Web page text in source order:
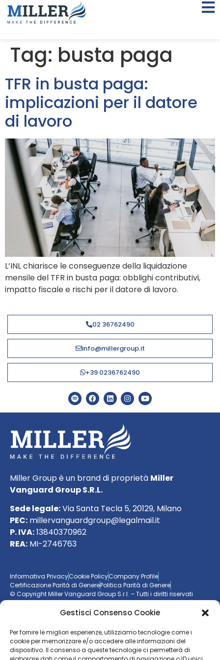
Gestisci Consenso Cookie
Per fornire le migliori esperienze, utilizziamo tecnologie come i
cookie per memorizzare e/o accedere alle informazioni del
dispositivo. Il consenso a queste tecnologie ci permetterà di
Tag: busta paga
TFR in busta paga:
implicazioni per il datore
di lavoro
L’INL chiarisce le conseguenze della liquidazione
mensile del TFR in busta paga: obblighi contributivi,
impatto fiscale e rischi per il datore di lavoro.
02 36762490
info@millergroup.it
+39 0236762490
Miller Group è un brand di proprietà Miller
Vanguard Group S.R.L.
Sede legale:Via Santa Tecla 5, 20129, Milano
PEC: millervanguardgroup@legalmail.it
P. IVA:13840370962
REA: MI-2746763
Informativa PrivacyCookie PolicyCompany Profile
Certificazione Parità di GenerePolitica Parità di Genere
© Copyright Miller Vanguard Group S.r.l. – Tutti i diritti riservati
Vuoi essere aggiornato sul mondo delle imprese?
Resta sempre un passo avanti con la nostranewsletter